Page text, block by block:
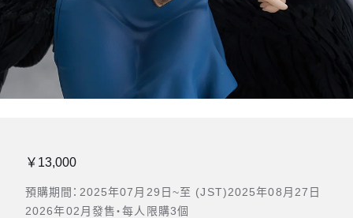
￥13,000
預購期間：2025年07月29日~至 (JST)2025年08月27日
2026年02月發售・每人限購3個